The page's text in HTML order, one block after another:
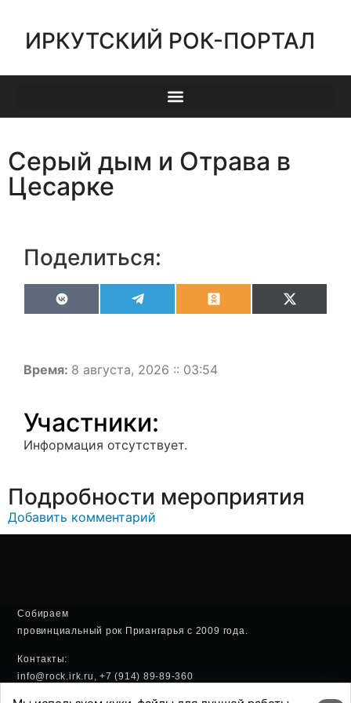
ИРКУТСКИЙ РОК-ПОРТАЛ
Серый дым и Отрава в
Цесарке
Поделиться:
VK OdnoklassnikiX
(Twitter)
Время: 8 августа, 2026 :: 03:54
Участники:
Информация отсутствует.
Подробности мероприятия
Добавить комментарий
Собираем
провинциальный рок Приангарья с 2009 года.
Контакты:
info@rock.irk.ru, +7 (914) 89-89-360